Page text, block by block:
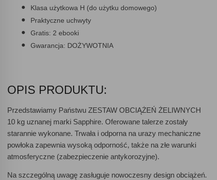
Klasa użytkowa H (do użytku domowego)
Praktyczne uchwyty
Gratis: 2 ebooki
Gwarancja: DOŻYWOTNIA
OPIS PRODUKTU:
Przedstawiamy Państwu ZESTAW OBCIĄŻEŃ ŻELIWNYCH
10 kg uznanej marki Sapphire. Oferowane talerze zostały
starannie wykonane. Trwała i odporna na urazy mechaniczne
powłoka zapewnia wysoką odporność, także na złe warunki
atmosferyczne (zabezpieczenie antykorozyjne).
Na szczególną uwagę zasługuje nowoczesny design obciążeń.